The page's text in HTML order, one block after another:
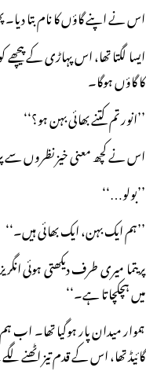
اس نے اپنے گاؤں کا نام بتا
ایسا لگتا تھا، اس پہاڑی کے
کا گاؤں ہوگا۔
’’انور تم کتنے بھائی بہن ہو؟‘‘
اس نے کچھ معنی خیز نظروں سے
’’بولو…‘‘
’’ہم ایک بہن، ایک بھائی ہیں۔‘‘
پریتما میری طرف دیکھتی ہوئی
میں ہچکچاتا ہے۔‘‘
ہموار میدان پار ہوگیا تھا۔ اب
گائیڈ تھا، اس کے قدم تیز اٹھنے